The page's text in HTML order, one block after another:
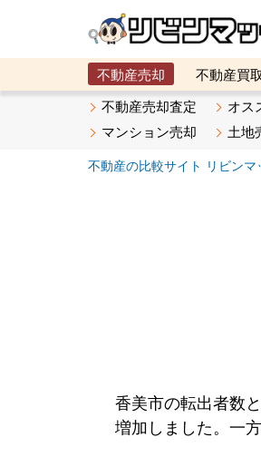
不動産売却 不動産買取
メタ住宅展示場
ベスト
不動産売却査定 オス
マンション売却
土地
不動産の比較サイト リビンマ
香美市の転出者数
増加しました。一